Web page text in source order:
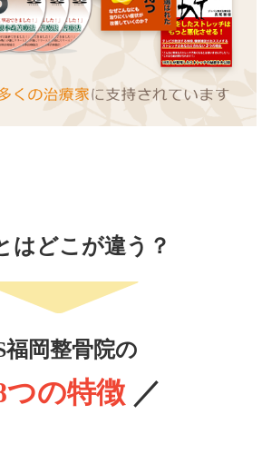
はどこが違う？
福岡整骨院の
つの特徴 ／